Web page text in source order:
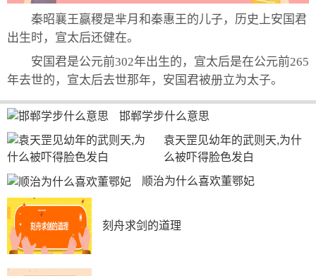
秦昭襄王赢稷是芈月和秦惠王的儿子，历史上安国君
出生时，宣太后还健在。
安国君是公元前302年出生的，宣太后是在公元前265
年去世的，宣太后去世那年，安国君被册立为太子。
邯郸学步什么意思
袁天罡见幼年的武则天,为什
么被吓得脸色发白
顺治为什么喜欢董鄂妃
刻舟求剑的道理